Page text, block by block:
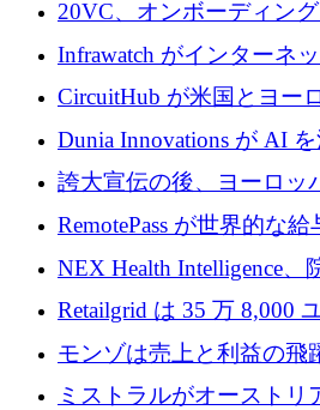
に 750 万ドルを調達
20VC、オンボーディン
Prelude へのシリーズ A
Infrawatch がインターネ
クチャ インテリジェンス
プレシードを確保
CircuitHub が米国とヨー
子機器製造を拡大するた
Dunia Innovations が AI
産業化するために 2 億
リン GigaLab を発表
誇大宣伝の後、ヨーロッ
クターはファンダメンタ
RemotePass が世界的な
ラットフォームを拡大す
NEX Health Intelligence、
100万ユーロを確保
Retailgrid は 35 万 8,000
ラウンドで小売業のスプ
ゲットにしています
モンゾは売上と利益の飛
ミストラルがオーストリ